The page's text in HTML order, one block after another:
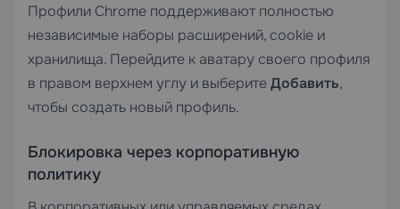
Профили Chrome поддерживают полностью
независимые наборы расширений, cookie и
хранилища. Перейдите к аватару своего профиля
в правом верхнем углу и выберитеДобавить,
чтобы создать новый профиль.
Блокировка через корпоративную
политику